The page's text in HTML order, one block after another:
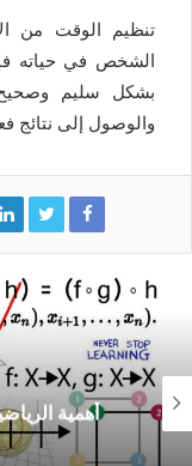
تنظيم الوقت من
الشخص في حياته
بشكل سليم وصحيح
والوصول إلى نتائج
أهمية